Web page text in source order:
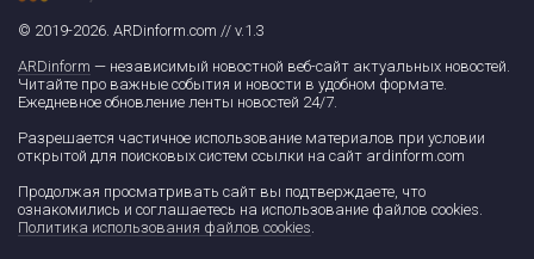
© 2019-2026. ARDinform.com // v.1.3
ARDinform — независимый новостной веб-сайт актуальных новостей.
Читайте про важные события и новости в удобном формате.
Ежедневное обновление ленты новостей 24/7.
Разрешается частичное использование материалов при условии
открытой для поисковых систем ссылки на сайт ardinform.com
Продолжая просматривать сайт вы подтверждаете, что
ознакомились и соглашаетесь на использование файлов cookies.
Политика использования файлов cookies.